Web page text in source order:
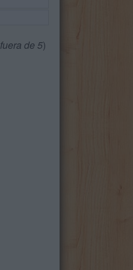
fuera de 5)